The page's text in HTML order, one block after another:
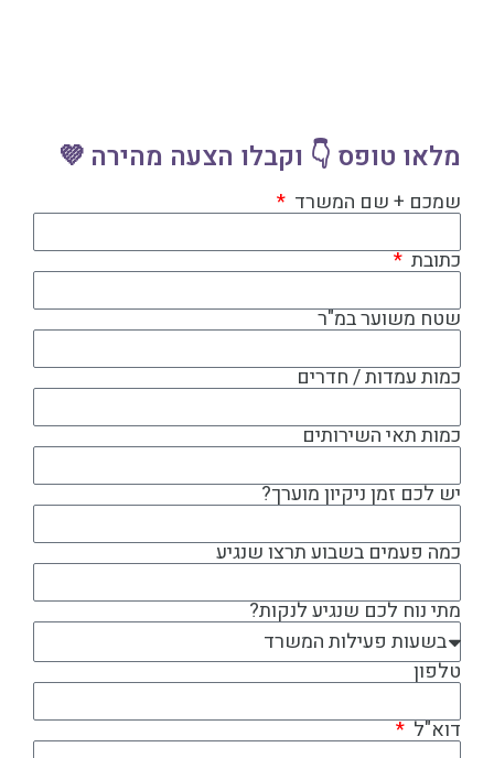
מלאו טופס 👇 וקבלו הצעה מהירה 💜
שמכם + שם המשרד
כתובת
שטח משוער במ"ר
כמות עמדות / חדרים
כמות תאי השירותים
יש לכם זמן ניקיון מוערך?
כמה פעמים בשבוע תרצו שנגיע
מתי נוח לכם שנגיע לנקות?
טלפון
דוא"ל